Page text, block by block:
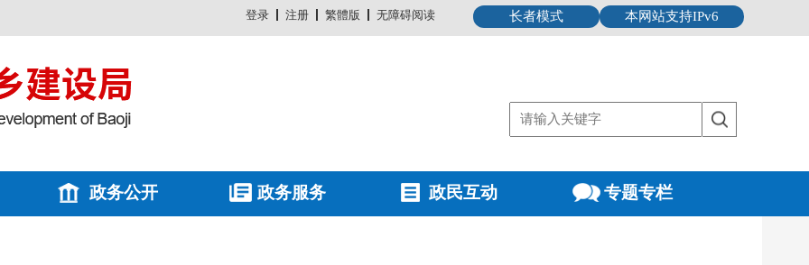
本网站支持IPv6
长者模式
登录 注册 繁體版 无障碍阅读
政务公开 政务服务 政民互动 专题专栏